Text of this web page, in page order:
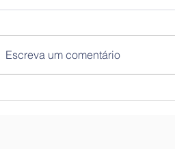
Escreva um comentário